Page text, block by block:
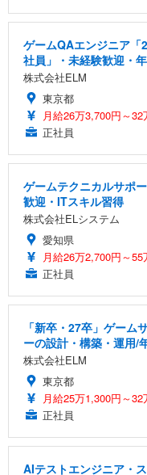
ゲームQAエンジニア「
社員」・未経験歓迎・
株式会社ELM
東京都
月給26万3,700円～32
正社員
ゲームテクニカルサポ
歓迎・ITスキル習得
株式会社ELシステム
愛知県
月給26万2,700円～55
正社員
「新卒・27卒」ゲーム
ーの設計・構築・運用/
株式会社ELM
東京都
月給25万1,300円～32
正社員
AIテストエンジニア・